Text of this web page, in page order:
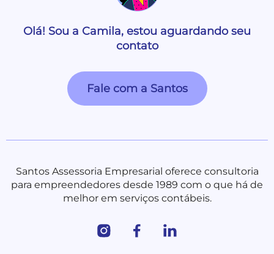
Olá! Sou a Camila, estou aguardando seu
contato
Fale com a Santos
Santos Assessoria Empresarial oferece consultoria
para empreendedores desde 1989 com o que há de
melhor em serviços contábeis.